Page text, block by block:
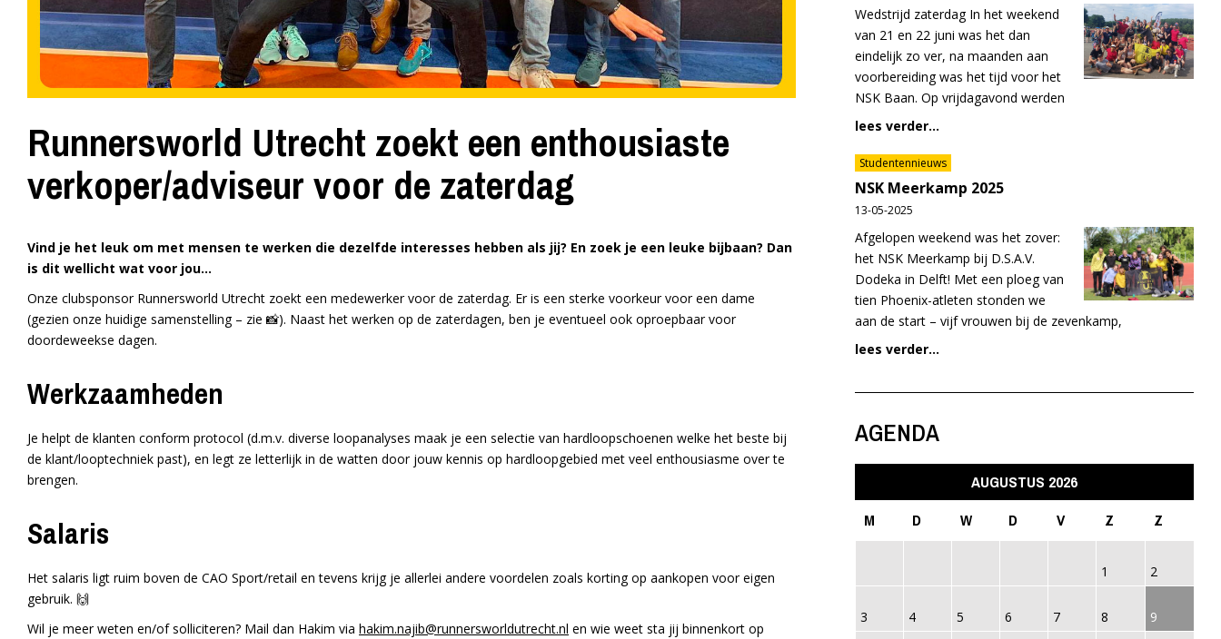
Runnersworld Utrecht zoekt een enthousiaste
verkoper/adviseur voor de zaterdag
Vind je het leuk om met mensen te werken die dezelfde interesses hebben als jij? En zoek je een leuke bijbaan? Dan
is dit wellicht wat voor jou…
Onze clubsponsor Runnersworld Utrecht zoekt een medewerker voor de zaterdag. Er is een sterke voorkeur voor een dame
(gezien onze huidige samenstelling – zie 📸). Naast het werken op de zaterdagen, ben je eventueel ook oproepbaar voor
doordeweekse dagen.
Werkzaamheden
Je helpt de klanten conform protocol (d.m.v. diverse loopanalyses maak je een selectie van hardloopschoenen welke het beste bij
de klant/looptechniek past), en legt ze letterlijk in de watten door jouw kennis op hardloopgebied met veel enthousiasme over te
brengen.
Salaris
Het salaris ligt ruim boven de CAO Sport/retail en tevens krijg je allerlei andere voordelen zoals korting op aankopen voor eigen
gebruik. 🙌
Wil je meer weten en/of solliciteren? Mail dan Hakim via hakim.najib@runnersworldutrecht.nl en wie weet sta jij binnenkort op
Wedstrijd zaterdag In het weekend
van 21 en 22 juni was het dan
eindelijk zo ver, na maanden aan
voorbereiding was het tijd voor het
NSK Baan. Op vrijdagavond werden
lees verder...
Studentennieuws
NSK Meerkamp 2025
13-05-2025
Afgelopen weekend was het zover:
het NSK Meerkamp bij D.S.A.V.
Dodeka in Delft! Met een ploeg van
tien Phoenix-atleten stonden we
aan de start – vijf vrouwen bij de zevenkamp,
lees verder...
AGENDA
AUGUSTUS 2026
M
D W D V Z Z
1 2
3 4 5 6 7 8 9